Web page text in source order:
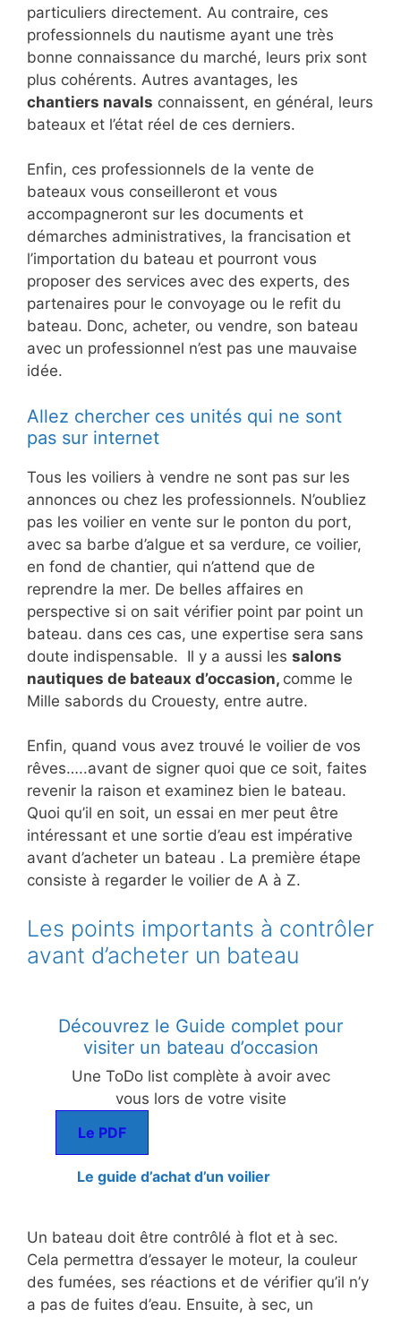
particuliers directement. Au contraire, ces
professionnels du nautisme ayant une très
bonne connaissance du marché, leurs prix sont
plus cohérents. Autres avantages, les
chantiers navals connaissent, en général, leurs
bateaux et l’état réel de ces derniers.
Enfin, ces professionnels de la vente de
bateaux vous conseilleront et vous
accompagneront sur les documents et
démarches administratives, la francisation et
l’importation du bateau et pourront vous
proposer des services avec des experts, des
partenaires pour le convoyage ou le refit du
bateau. Donc, acheter, ou vendre, son bateau
avec un professionnel n’est pas une mauvaise
idée.
Allez chercher ces unités qui ne sont
pas sur internet
Tous les voiliers à vendre ne sont pas sur les
annonces ou chez les professionnels. N’oubliez
pas les voilier en vente sur le ponton du port,
avec sa barbe d’algue et sa verdure, ce voilier,
en fond de chantier, qui n’attend que de
reprendre la mer. De belles affaires en
perspective si on sait vérifier point par point un
bateau. dans ces cas, une expertise sera sans
doute indispensable. Il y a aussi les salons
nautiques de bateaux d’occasion, comme le
Mille sabords du Crouesty, entre autre.
Enfin, quand vous avez trouvé le voilier de vos
rêves…..avant de signer quoi que ce soit, faites
revenir la raison et examinez bien le bateau.
Quoi qu’il en soit, un essai en mer peut être
intéressant et une sortie d’eau est impérative
avant d’acheter un bateau . La première étape
consiste à regarder le voilier de A à Z.
Les points importants à contrôler
avant d’acheter un bateau
Découvrez le Guide complet pour
visiter un bateau d’occasion
Une ToDo list complète à avoir avec
vous lors de votre visite
Le PDF
Le guide d’achat d’un voilier
Un bateau doit être contrôlé à flot et à sec.
Cela permettra d’essayer le moteur, la couleur
des fumées, ses réactions et de vérifier qu’il n’y
a pas de fuites d’eau. Ensuite, à sec, un